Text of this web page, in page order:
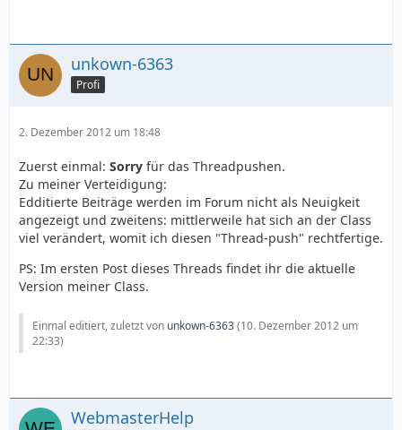
unkown-6363
Profi
2. Dezember 2012 um 18:48
Zuerst einmal: Sorry für das Threadpushen.
Zu meiner Verteidigung:
Edditierte Beiträge werden im Forum nicht als Neuigkeit
angezeigt und zweitens: mittlerweile hat sich an der Class
viel verändert, womit ich diesen "Thread-push" rechtfertige.
PS: Im ersten Post dieses Threads findet ihr die aktuelle
Version meiner Class.
Einmal editiert, zuletzt von unkown-6363(10. Dezember 2012 um
22:33)
WebmasterHelp